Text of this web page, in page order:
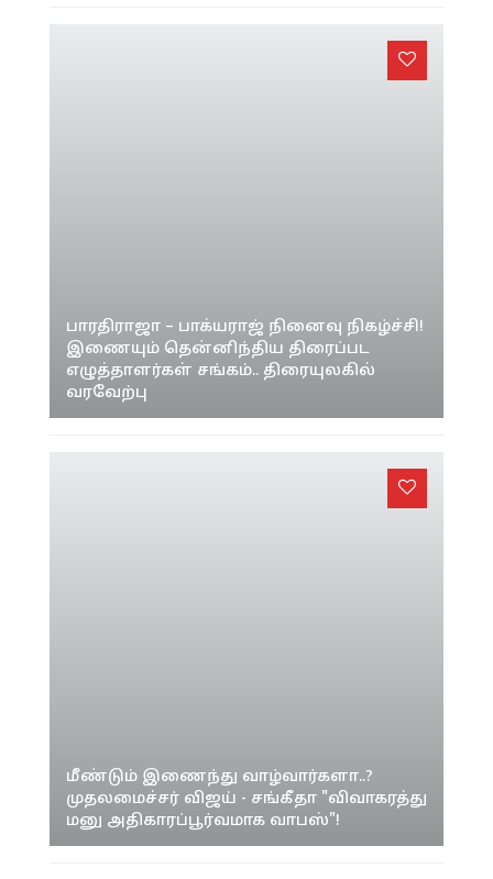
பாரதிராஜா – பாக்யராஜ் நினைவு நிகழ்ச்சி!
இணையும் தென்னிந்திய திரைப்பட
எழுத்தாளர்கள் சங்கம்.. திரையுலகில்
வரவேற்பு
மீண்டும் இணைந்து வாழ்வார்களா..?
முதலமைச்சர் விஜய் - சங்கீதா "விவாகரத்து
மனு அதிகாரப்பூர்வமாக வாபஸ்"!